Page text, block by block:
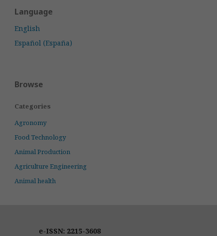
Language
English
Español (España)
Browse
Categories
Agronomy
Food Technology
Animal Production
Agriculture Engineering
Animal health
e-ISSN: 2215-3608